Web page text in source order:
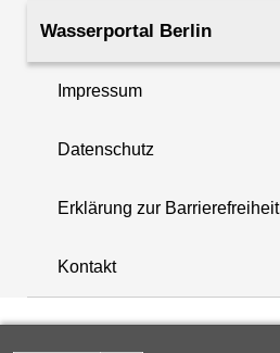
+
−
Wasserportal Berlin
Impressum
Datenschutz
Erklärung zur Barrierefreiheit
Kontakt